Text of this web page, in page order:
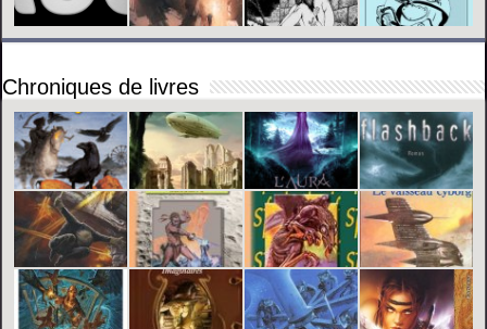
Chroniques de livres